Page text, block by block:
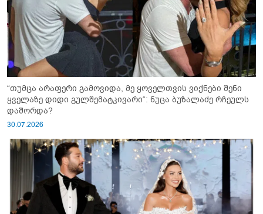
“თუმცა არაფერი გამოვიდა, მე ყოველთვის ვიქნები შენი
ყველაზე დიდი გულშემატკივარი“: ნუცა ბუზალაძე რჩეულს
დაშორდა?
30.07.2026